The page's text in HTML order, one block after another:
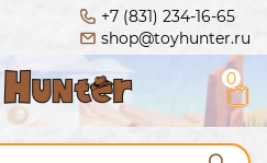
+7 (831) 234-16-65
shop@toyhunter.ru
0